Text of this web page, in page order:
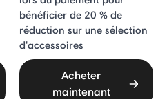
bénéficier de 20 % de
réduction sur une sélection
d'accessoires
Acheter
maintenant